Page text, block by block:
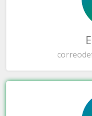
correo